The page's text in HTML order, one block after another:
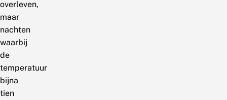
overleven,
maar
nachten
waarbij
de
temperatuur
bijna
tien